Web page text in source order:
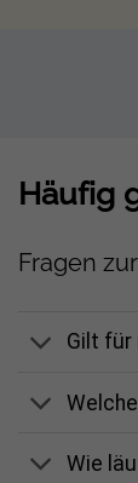
Häufig
Fragen
Gilt für
Wie